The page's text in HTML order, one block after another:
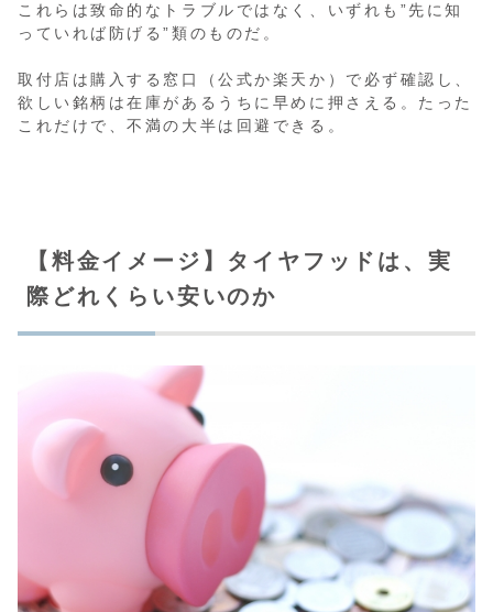
これらは致命的なトラブルではなく、いずれも”先に知
っていれば防げる”類のものだ。
取付店は購入する窓口（公式か楽天か）で必ず確認し、
欲しい銘柄は在庫があるうちに早めに押さえる。たった
これだけで、不満の大半は回避できる。
【料金イメージ】タイヤフッドは、実
際どれくらい安いのか